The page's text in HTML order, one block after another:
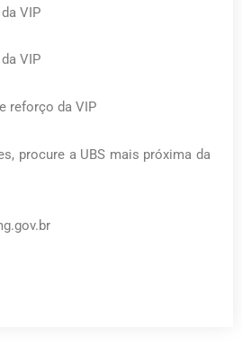
VIP
VIP
reforço da VIP
procure a UBS mais próxima da